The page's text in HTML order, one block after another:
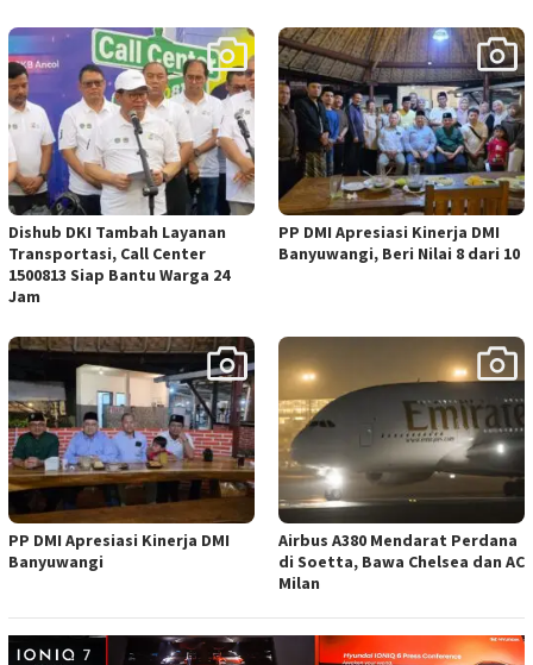
Dishub DKI Tambah Layanan
Transportasi, Call Center
1500813 Siap Bantu Warga 24
Jam
PP DMI Apresiasi Kinerja DMI
Banyuwangi, Beri Nilai 8 dari 10
PP DMI Apresiasi Kinerja DMI
Banyuwangi
Airbus A380 Mendarat Perdana
di Soetta, Bawa Chelsea dan AC
Milan